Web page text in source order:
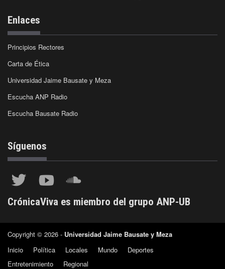
Enlaces
Principios Rectores
Carta de Ética
Universidad Jaime Bausate y Meza
Escucha ANP Radio
Escucha Bausate Radio
Síguenos
CrónicaViva es miembro del grupo ANP-UB
Copyright © 2026 - Universidad Jaime Bausate y Meza
Inicio
Política Locales Mundo
Deportes
Entretenimiento
Regional